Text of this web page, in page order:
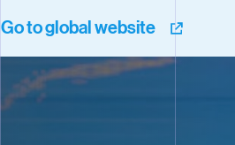
Go to global website